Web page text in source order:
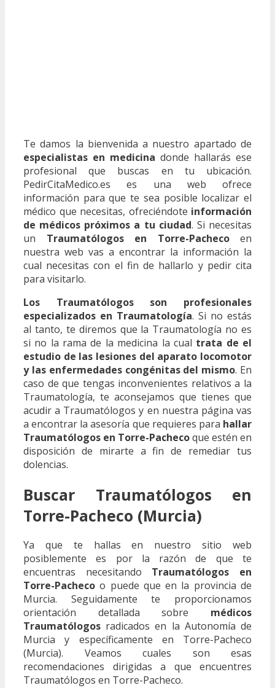
Te damos la bienvenida a nuestro apartado de
especialistas en medicina donde hallarás ese
profesional que buscas en tu ubicación.
PedirCitaMedico.es es una web ofrece
información para que te sea posible localizar el
médico que necesitas, ofreciéndote información
de médicos próximos a tu ciudad. Si necesitas
un Traumatólogos en Torre-Pachecoen
nuestra web vas a encontrar la información la
cual necesitas con el fin de hallarlo y pedir cita
para visitarlo.
Los Traumatólogos son profesionales
especializados en Traumatología. Si no estás
al tanto, te diremos que la Traumatología no es
si no la rama de la medicina la cual trata de el
estudio de las lesiones del aparato locomotor
y las enfermedades congénitas del mismo. En
caso de que tengas inconvenientes relativos a la
Traumatología, te aconsejamos que tienes que
acudir a Traumatólogos y en nuestra página vas
a encontrar la asesoría que requieres para hallar
Traumatólogos en Torre-Pachecoque estén en
disposición de mirarte a fin de remediar tus
dolencias.
Buscar Traumatólogos en
Torre-Pacheco (Murcia)
Ya que te hallas en nuestro sitio web
posiblemente es por la razón de que te
encuentras necesitando Traumatólogos en
Torre-Pacheco o puede que en la provincia de
Murcia. Seguidamente te proporcionamos
orientación detallada sobre médicos
Traumatólogos radicados en la Autonomía de
Murcia y específicamente en Torre-Pacheco
(Murcia). Veamos cuales son esas
recomendaciones dirigidas a que encuentres
Traumatólogos en Torre-Pacheco.